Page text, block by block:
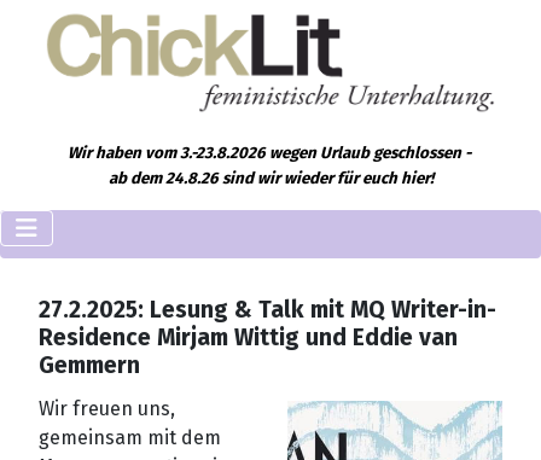
Wir haben vom 3.-23.8.2026 wegen Urlaub geschlossen -
ab dem 24.8.26 sind wir wieder für euch hier!
27.2.2025: Lesung & Talk mit MQ Writer-in-
Residence Mirjam Wittig und Eddie van
Gemmern
Wir freuen uns,
gemeinsam mit dem